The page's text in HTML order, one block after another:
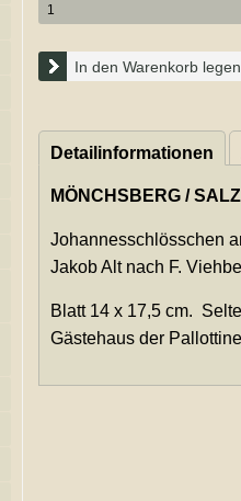
In den Warenkorb legen
Detailinformationen
MÖNCHSBERG /
Johannesschlösschen
Jakob Alt nach F.
Blatt 14 x 17,5 cm.
Gästehaus der